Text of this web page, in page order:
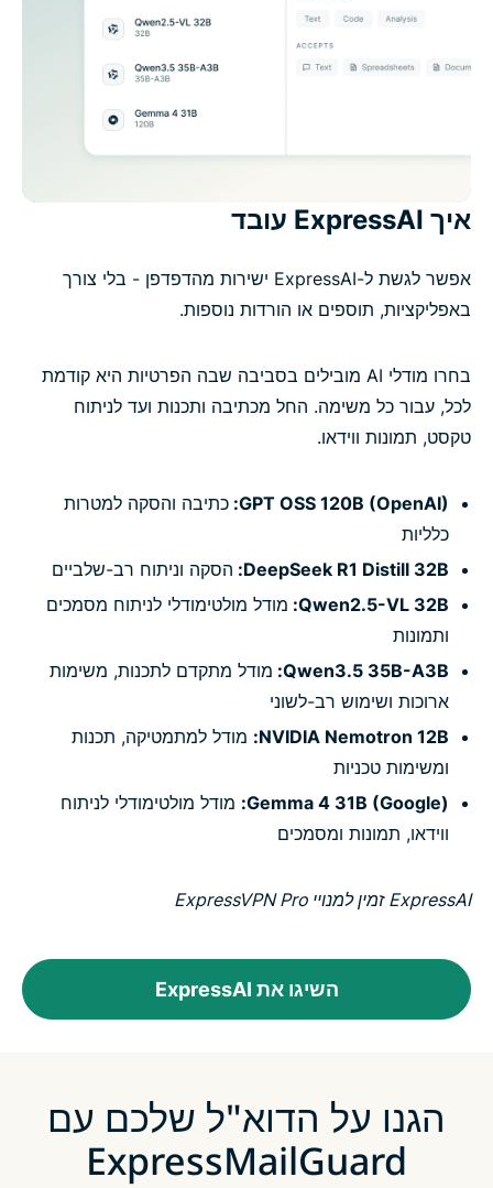
איך ExpressAI עובד
אפשר לגשת ל-ExpressAI ישירות מהדפדפן - בלי צורך
באפליקציות, תוספים או הורדות נוספות.
בחרו מודלי AI מובילים בסביבה שבה הפרטיות היא קודמת
לכל, עבור כל משימה. החל מכתיבה ותכנות ועד לניתוח
טקסט, תמונות ווידאו.
GPT OSS 120B (OpenAI): כתיבה והסקה למטרות
כלליות
DeepSeek R1 Distill 32B: הסקה וניתוח רב-שלביים
Qwen2.5-VL 32B: מודל מולטימודלי לניתוח מסמכים
ותמונות
Qwen3.5 35B-A3B: מודל מתקדם לתכנות, משימות
ארוכות ושימוש רב-לשוני
NVIDIA Nemotron 12B: מודל למתמטיקה, תכנות
ומשימות טכניות
Gemma 4 31B (Google): מודל מולטימודלי לניתוח
ווידאו, תמונות ומסמכים
ExpressAI זמין למנויי ExpressVPN Pro
השיגו את ExpressAI
הגנו על הדוא"ל שלכם עם
ExpressMailGuard